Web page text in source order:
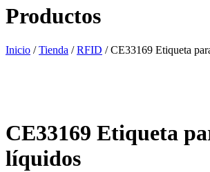
Productos
Inicio / Tienda / RFID / CE33169 Etiqueta
CE33169 Etiqueta
líquidos